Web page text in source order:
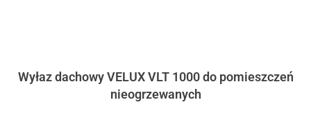
Wyłaz dachowy VELUX VLT 1000 do pomieszczeń
nieogrzewanych